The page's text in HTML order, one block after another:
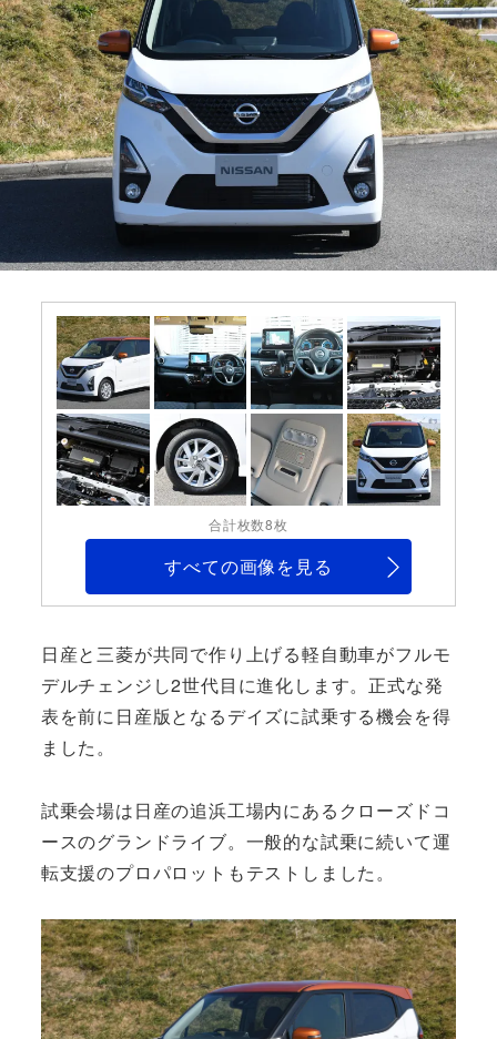
合計枚数8枚
すべての画像を見る
日産と三菱が共同で作り上げる軽自動車がフルモ
デルチェンジし2世代目に進化します。正式な発
表を前に日産版となるデイズに試乗する機会を得
ました。
試乗会場は日産の追浜工場内にあるクローズドコ
ースのグランドライブ。一般的な試乗に続いて運
転支援のプロパロットもテストしました。